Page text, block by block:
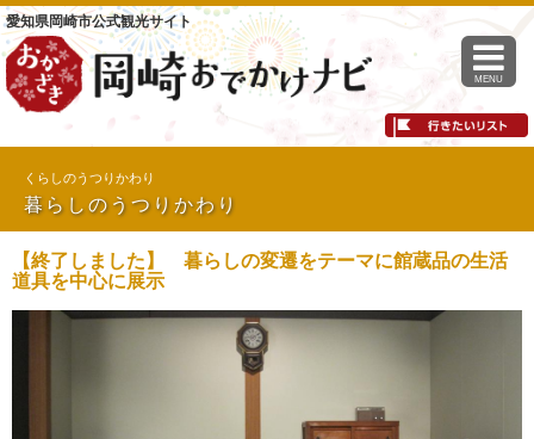
愛知県岡崎市公式観光サイト
MENU
くらしのうつりかわり
暮らしのうつりかわり
【終了しました】 暮らしの変遷をテーマに館蔵品の生活
道具を中心に展示